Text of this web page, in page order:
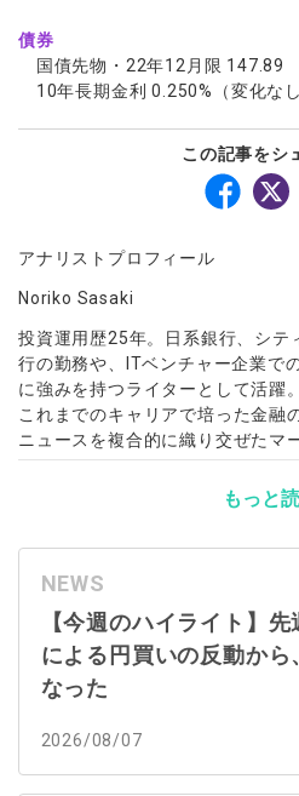
債券
国債先物・22年12月限 147.89
10年長期金利 0.250%（変化なし
この記事をシ
アナリストプロフィール
Noriko Sasaki
投資運用歴25年。日系銀行、シテ
行の勤務や、ITベンチャー企業で
に強みを持つライターとして活躍。
これまでのキャリアで培った金融
ニュースを複合的に織り交ぜたマ
もっと
NEWS
【今週のハイライト】
による円買いの反動から
なった
2026/08/07